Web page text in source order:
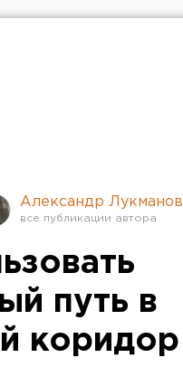
Александр Лукманов
путь в
коридор